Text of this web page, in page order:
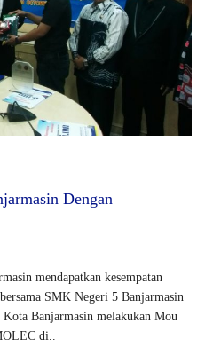
Dengan
mendapatkan kesempatan
SMK Negeri 5 Banjarmasin
Banjarmasin melakukan Mou
di..